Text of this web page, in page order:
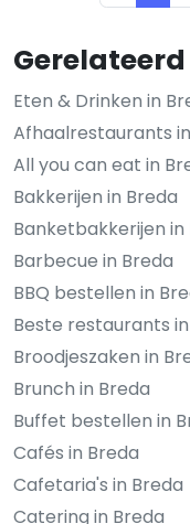
Gerelateerd
Eten & Drinken in
Afhaalrestaurants
All you can eat in
Bakkerijen in Breda
Banketbakkerijen in
Barbecue in Breda
BBQ bestellen in
Beste restaurants
Broodjeszaken in
Brunch in Breda
Buffet bestellen in
Cafés in Breda
Cafetaria's in Breda
Catering in Breda